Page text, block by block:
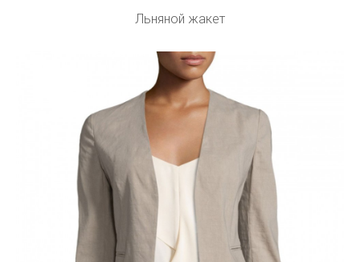
Льняной жакет